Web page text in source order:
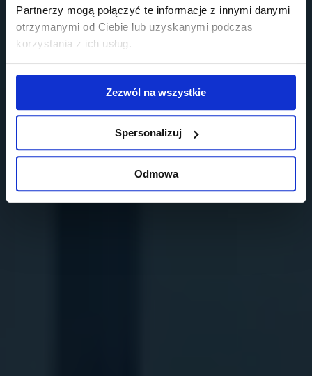
Partnerzy mogą połączyć te informacje z innymi danymi
otrzymanymi od Ciebie lub uzyskanymi podczas
korzystania z ich usług.
Zezwól na wszystkie
Spersonalizuj
Odmowa